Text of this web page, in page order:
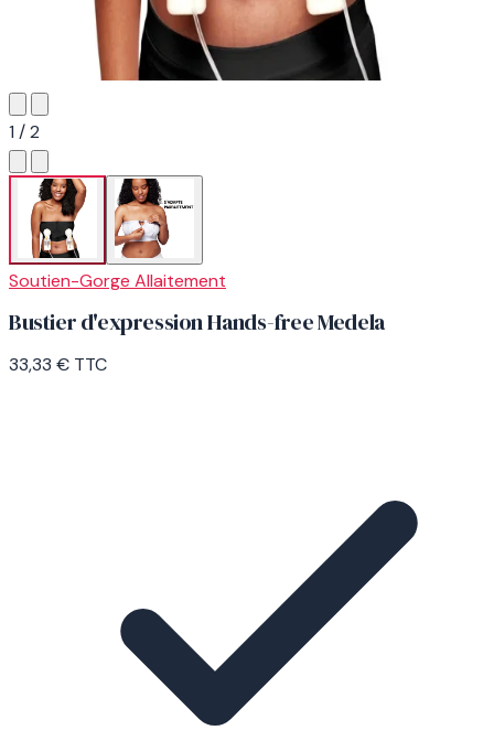
1 / 2
Soutien-Gorge Allaitement
Bustier d'expression Hands-free Medela
33,33 € TTC